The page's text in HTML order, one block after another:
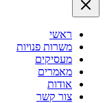
ראשי
משרות פנויות
מעסיקים
מאמרים
אודות
צור קשר